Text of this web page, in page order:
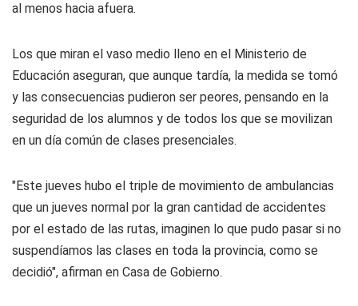
al menos hacia afuera.
Los que miran el vaso medio lleno en el Ministerio de
Educación aseguran, que aunque tardía, la medida se tomó
y las consecuencias pudieron ser peores, pensando en la
seguridad de los alumnos y de todos los que se movilizan
en un día común de clases presenciales.
"Este jueves hubo el triple de movimiento de ambulancias
que un jueves normal por la gran cantidad de accidentes
por el estado de las rutas, imaginen lo que pudo pasar si no
suspendíamos las clases en toda la provincia, como se
decidió", afirman en Casa de Gobierno.